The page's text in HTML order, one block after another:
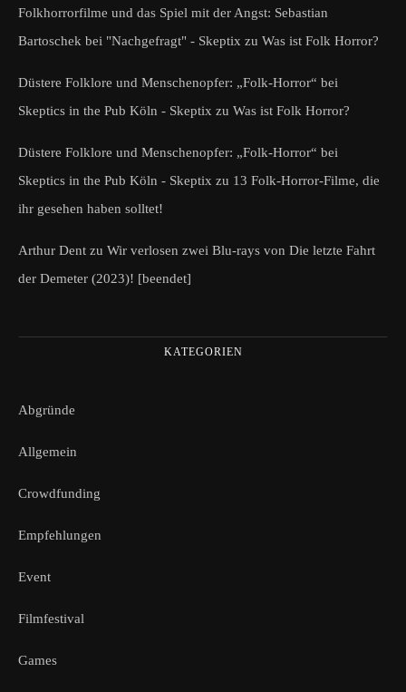
Folkhorrorfilme und das Spiel mit der Angst: Sebastian
Bartoschek bei "Nachgefragt" - Skeptix zu Was ist Folk Horror?
Düstere Folklore und Menschenopfer: „Folk-Horror“ bei
Skeptics in the Pub Köln - Skeptix zu Was ist Folk Horror?
Düstere Folklore und Menschenopfer: „Folk-Horror“ bei
Skeptics in the Pub Köln - Skeptix zu 13 Folk-Horror-Filme, die
ihr gesehen haben solltet!
Arthur Dent zu Wir verlosen zwei Blu-rays von Die letzte Fahrt
der Demeter (2023)! [beendet]
KATEGORIEN
Abgründe
Allgemein
Crowdfunding
Empfehlungen
Event
Filmfestival
Games